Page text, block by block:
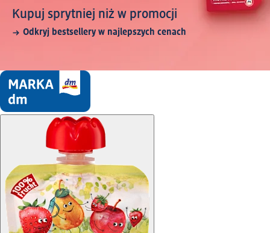
Kupuj sprytniej niż w promocji
Odkryj bestsellery w najlepszych cenach